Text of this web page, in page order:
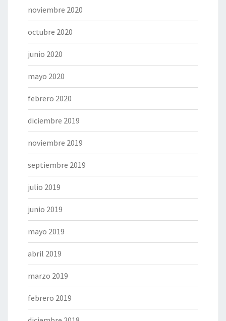
noviembre 2020
octubre 2020
junio 2020
mayo 2020
febrero 2020
diciembre 2019
noviembre 2019
septiembre 2019
julio 2019
junio 2019
mayo 2019
abril 2019
marzo 2019
febrero 2019